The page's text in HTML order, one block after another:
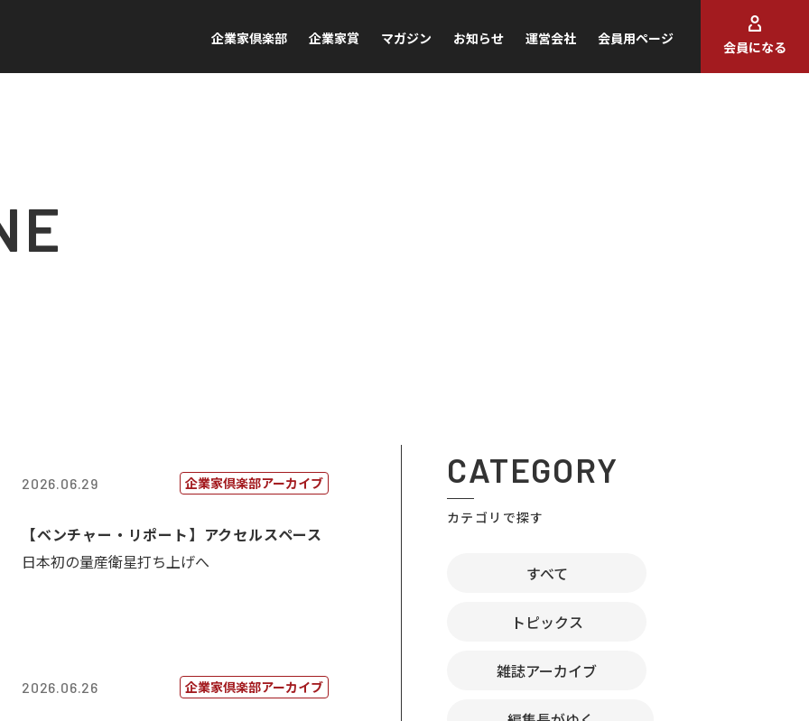
企業家倶楽部 企業家賞 マガジン お知らせ 運営会社 会員用ページ
会員になる
2026.06.29 企業家倶楽部アーカイブ
【ベンチャー・リポート】アクセルスペース
日本初の量産衛星打ち上げへ
2026.06.26 企業家倶楽部アーカイブ
CATEGORY
カテゴリで探す
すべて
トピックス
雑誌アーカイブ